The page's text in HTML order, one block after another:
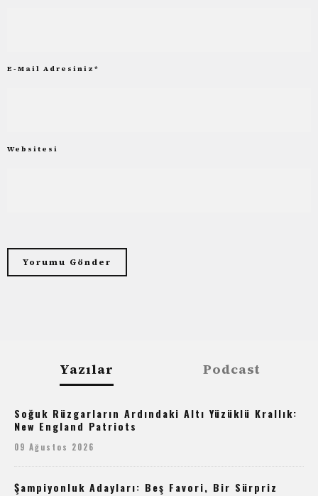
E-Mail Adresiniz *
Websitesi
Yazılar Podcast
Soğuk Rüzgarların Ardındaki Altı Yüzüklü Krallık:
New England Patriots
09 Ağustos 2026
Şampiyonluk Adayları: Beş Favori, Bir Sürpriz